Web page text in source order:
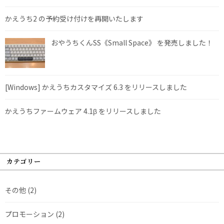
かえうち2 の予約受け付けを再開いたします
おやうちくんSS《Small Space》 を発売しました！
[Windows] かえうちカスタマイズ 6.3 をリリースしました
かえうちファームウェア 4.1β をリリースしました
カテゴリー
その他 (2)
プロモーション (2)